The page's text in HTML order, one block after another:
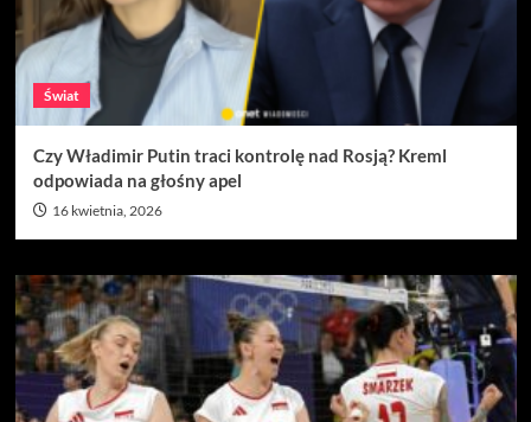
Świat
Czy Władimir Putin traci kontrolę nad Rosją? Kreml
odpowiada na głośny apel
16 kwietnia, 2026